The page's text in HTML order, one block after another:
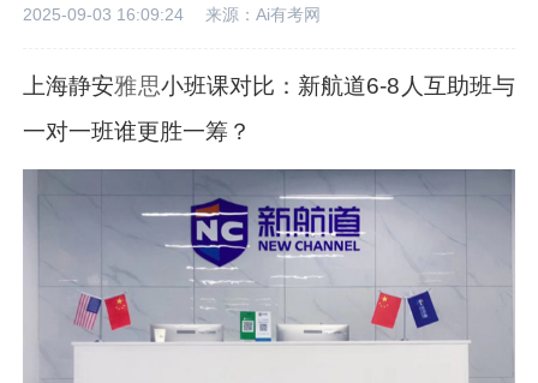
2025-09-03 16:09:24 来源：Ai有考网
上海静安雅思小班课对比：新航道6-8人互助班与
一对一班谁更胜一筹？